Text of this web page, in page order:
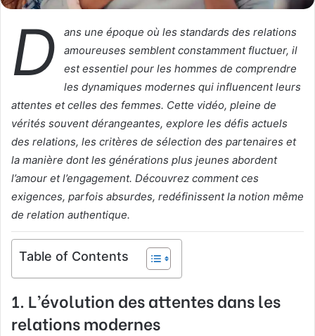
e
D
ans une époque où les standards des relations
amoureuses semblent constamment fluctuer, il
est essentiel pour les hommes de comprendre
les dynamiques modernes qui influencent leurs
attentes et celles des femmes. Cette vidéo, pleine de
vérités souvent dérangeantes, explore les défis actuels
des relations, les critères de sélection des partenaires et
la manière dont les générations plus jeunes abordent
l’amour et l’engagement. Découvrez comment ces
exigences, parfois absurdes, redéfinissent la notion même
de relation authentique.
Table of Contents
1. L’évolution des attentes dans les
relations modernes